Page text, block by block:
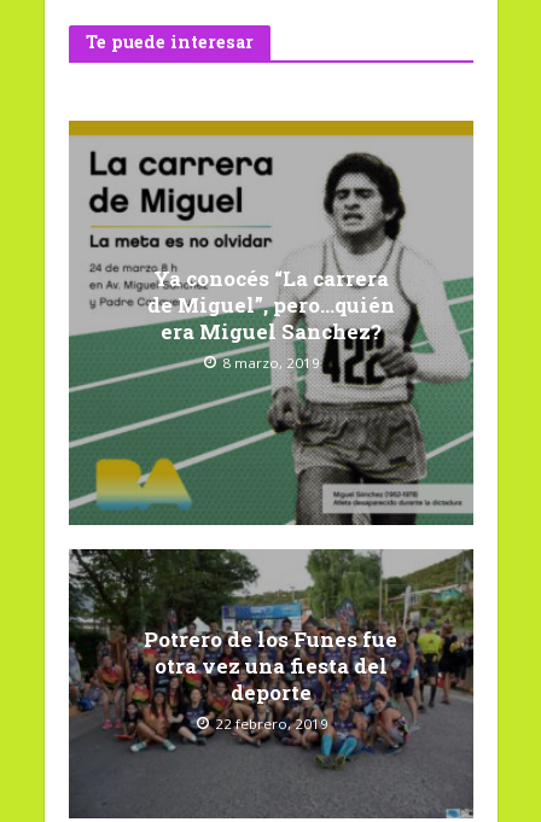
Te puede interesar
Ya conocés “La carrera
de Miguel”, pero…quién
era Miguel Sanchez?
8 marzo, 2019
Potrero de los Funes fue
otra vez una fiesta del
deporte
22 febrero, 2019